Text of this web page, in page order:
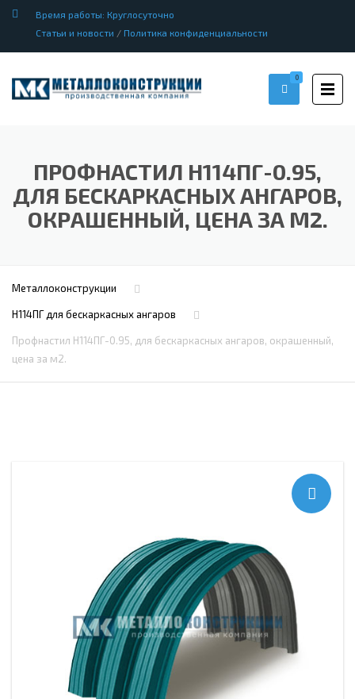
Время работы: Круглосуточно
Статьи и новости / Политика конфиденциальности
0
ПРОФНАСТИЛ H114ПГ-0.95,
ДЛЯ БЕСКАРКАСНЫХ АНГАРОВ,
ОКРАШЕННЫЙ, ЦЕНА ЗА М2.
Металлоконструкции
Н114ПГ для бескаркасных ангаров
Профнастил H114ПГ-0.95, для бескаркасных ангаров, окрашенный,
цена за м2.